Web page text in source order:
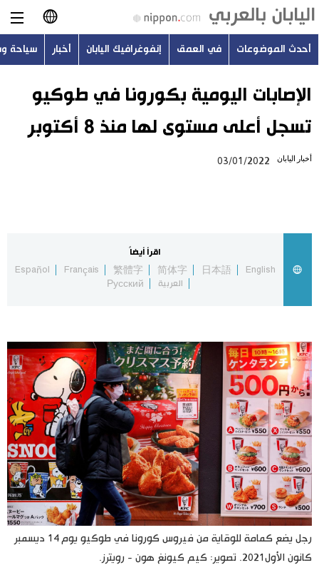
日本語
English
简体字
Русский
أحدث الموضوعات
اليابان في فيديو
مانغا وأنيمي
علوم وتكنولوجيا
الأقسام
صور
أشخاص
الأكثر تفاعلا
اللغة اليابانية تواصل معنا
أحدث الموضوعات في العمق إنفوغرافيك اليابان أخبار سياحة
الإصابات اليومية بكورونا في طوكيو
تسجل أعلى مستوى لها منذ 8 أكتوبر
أخبار اليابان 03/01/2022
اقرأ أيضاً
English
日本語
简体字
繁體字
Français
Español
العربية
Русский
رجل يضع كمامة للوقاية من فيروس كورونا في طوكيو يوم 14 ديسمبر
كانون الأول2021. تصوير: كيم كيونغ هون - رويترز.